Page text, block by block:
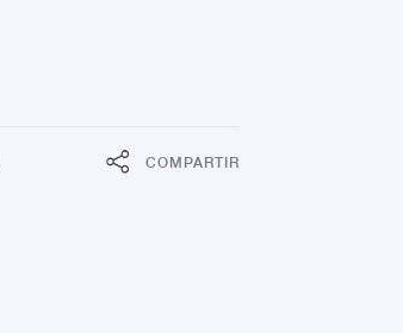
COMPARTIR